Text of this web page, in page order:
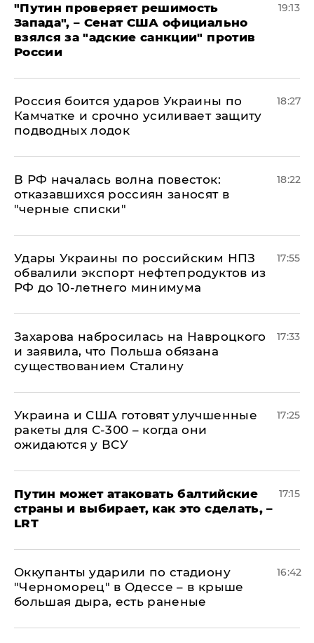
"Путин проверяет решимость
Запада", – Сенат США официально
взялся за "адские санкции" против
России
19:13
Россия боится ударов Украины по
Камчатке и срочно усиливает защиту
подводных лодок
18:27
​В РФ началась волна повесток:
отказавшихся россиян заносят в
"черные списки"
18:22
Удары Украины по российским НПЗ
обвалили экспорт нефтепродуктов из
РФ до 10-летнего минимума
17:55
​Захарова набросилась на Навроцкого
и заявила, что Польша обязана
существованием Сталину
17:33
Украина и США готовят улучшенные
ракеты для С-300 – когда они
ожидаются у ВСУ
17:25
Путин может атаковать балтийские
страны и выбирает, как это сделать, –
LRT
17:15
Оккупанты ударили по стадиону
"Черноморец" в Одессе – в крыше
большая дыра, есть раненые
16:42